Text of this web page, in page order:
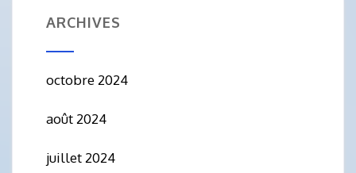
ARCHIVES
octobre 2024
août 2024
juillet 2024